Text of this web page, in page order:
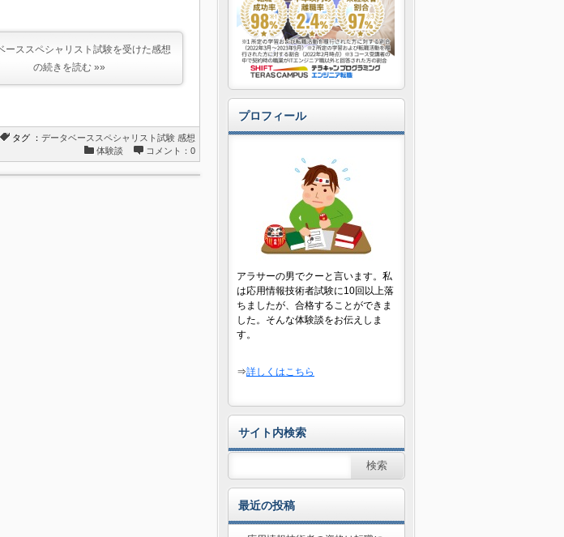
ーススペシャリスト試験を受けた感想
の続きを読む »»
タグ ： データベーススペシャリスト試験 感想
体験談
コメント：0
プロフィール
アラサーの男でクーと言います。私
は応用情報技術者試験に10回以上落
ちましたが、合格することができま
した。そんな体験談をお伝えしま
す。
⇒詳しくはこちら
サイト内検索
最近の投稿